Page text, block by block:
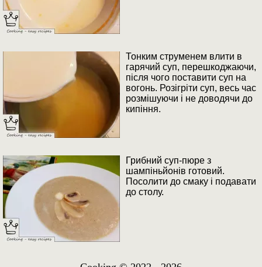
Тонким струменем влити в
гарячий суп, перешкоджаючи,
після чого поставити суп на
вогонь. Розігріти суп, весь час
розмішуючи і не доводячи до
кипіння.
Грибний суп-пюре з
шампіньйонів готовий.
Посолити до смаку і подавати
до столу.